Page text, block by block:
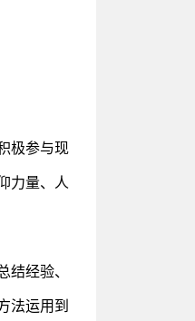
极参与现
力量、人
经验、
法运用到